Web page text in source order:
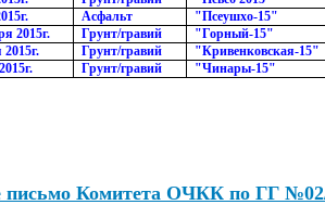
Асфальт
"Псеушхо-15"
2015г. Грунт/гравий
"Горный-15"
Грунт/гравий
"Кривенковская-15"
Грунт/гравий "Чинары-15"
письмо Комитета ОЧКК по ГГ